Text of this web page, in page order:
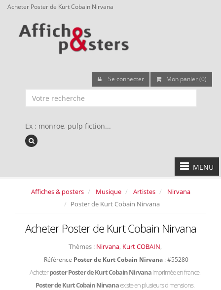
Acheter Poster de Kurt Cobain Nirvana
Se connecter Mon panier (0)
Ex : monroe, pulp fiction...
MENU
Affiches & posters Musique Artistes
Nirvana
Poster de Kurt Cobain Nirvana
Acheter Poster de Kurt Cobain Nirvana
Thèmes : Nirvana, Kurt COBAIN,
Référence Poster de Kurt Cobain Nirvana : #55280
Acheterposter Poster de Kurt Cobain Nirvanaimprimée en france.
Poster de Kurt Cobain Nirvanaexiste en plusieurs dimensions.